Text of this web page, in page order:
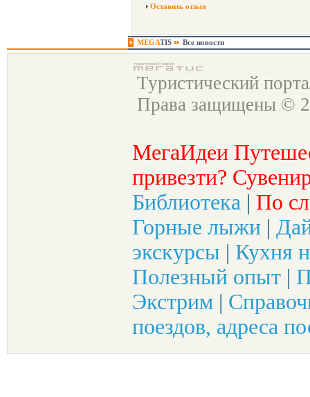
Оставить отзыв
MEGATIS Все новости
Туристический
Права защищены ©
МегаИдеи
привезти?
Библиотека | По
Горные лыжи |
экскурсы | Кухня
Полезный опыт |
Экстрим |
поездов, адреса